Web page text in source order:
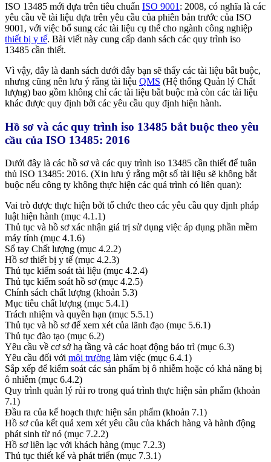
ISO 13485 mới dựa trên tiêu chuẩn ISO 9001 : 2008, có nghĩa là các
yêu cầu về tài liệu dựa trên yêu cầu của phiên bản trước của ISO
9001, với việc bổ sung các tài liệu cụ thể cho ngành công nghiệp
thiết bị y tế. Bài viết này cung cấp danh sách các quy trình iso
13485 cần thiết.
Vì vậy, đây là danh sách dưới đây bạn sẽ thấy các tài liệu bắt buộc,
nhưng cũng nên lưu ý rằng tài liệu QMS (Hệ thống Quản lý Chất
lượng) bao gồm không chỉ các tài liệu bắt buộc mà còn các tài liệu
khác được quy định bởi các yêu cầu quy định hiện hành.
Hồ sơ và các quy trình iso 13485 bắt buộc theo yêu
cầu của ISO 13485: 2016
Dưới đây là các hồ sơ và các quy trình iso 13485 cần thiết để tuân
thủ ISO 13485: 2016. (Xin lưu ý rằng một số tài liệu sẽ không bắt
buộc nếu công ty không thực hiện các quá trình có liên quan):
Vai trò được thực hiện bởi tổ chức theo các yêu cầu quy định pháp
luật hiện hành (mục 4.1.1)
Thủ tục và hồ sơ xác nhận giá trị sử dụng việc áp dụng phần mềm
máy tính (mục 4.1.6)
Sổ tay Chất lượng (mục 4.2.2)
Hồ sơ thiết bị y tế (mục 4.2.3)
Thủ tục kiểm soát tài liệu (mục 4.2.4)
Thủ tục kiểm soát hồ sơ (mục 4.2.5)
Chính sách chất lượng (khoản 5.3)
Mục tiêu chất lượng (mục 5.4.1)
Trách nhiệm và quyền hạn (mục 5.5.1)
Thủ tục và hồ sơ để xem xét của lãnh đạo (mục 5.6.1)
Thủ tục đào tạo (mục 6.2)
Yêu cầu về cơ sở hạ tầng và các hoạt động bảo trì (mục 6.3)
Yêu cầu đối với môi trường làm việc (mục 6.4.1)
Sắp xếp để kiểm soát các sản phẩm bị ô nhiễm hoặc có khả năng bị
ô nhiễm (mục 6.4.2)
Quy trình quản lý rủi ro trong quá trình thực hiện sản phẩm (khoản
7.1)
Đầu ra của kế hoạch thực hiện sản phẩm (khoản 7.1)
Hồ sơ của kết quả xem xét yêu cầu của khách hàng và hành động
phát sinh từ nó (mục 7.2.2)
Hồ sơ liên lạc với khách hàng (mục 7.2.3)
Thủ tục thiết kế và phát triển (mục 7.3.1)